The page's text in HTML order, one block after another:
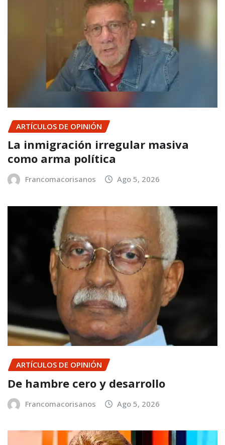
ARTÍCULOS DE OPINIÓN
La inmigración irregular masiva
como arma política
Francomacorisanos Ago 5, 2026
ARTÍCULOS DE OPINIÓN
De hambre cero y desarrollo
Francomacorisanos Ago 5, 2026